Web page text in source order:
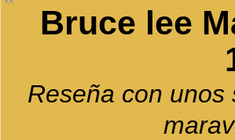
Bruce lee
Reseña con unos